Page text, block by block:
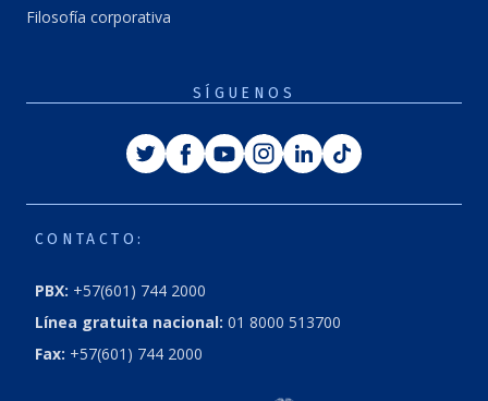
Filosofía corporativa
SÍGUENOS
TwitterFacebook
YoutubeInstagram
LinkedinTiktok
CONTACTO:
PBX: +57(601) 744 2000
Línea gratuita nacional: 01 8000 513700
Fax: +57(601) 744 2000